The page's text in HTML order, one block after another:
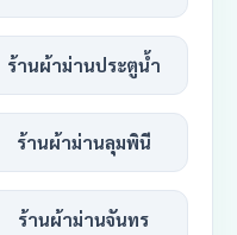
ร้านผ้าม่านประตูน้ำ
ร้านผ้าม่านลุมพินี
ร้านผ้าม่านจันทร